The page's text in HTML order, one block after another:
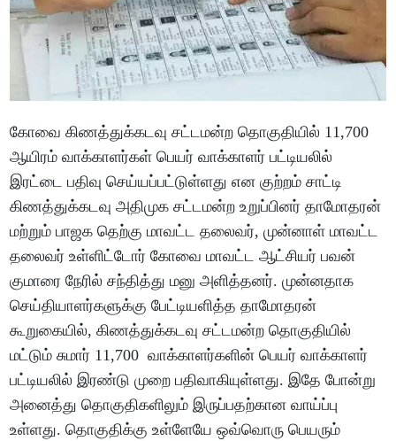
கோவை கிணத்துக்கடவு சட்டமன்ற தொகுதியில் 11,700
ஆயிரம் வாக்காளர்கள் பெயர் வாக்காளர் பட்டியலில்
இரட்டை பதிவு செய்யப்பட்டுள்ளது என குற்றம் சாட்டி
கிணத்துக்கடவு அதிமுக சட்டமன்ற உறுப்பினர் தாமோதரன்
மற்றும் பாஜக தெற்கு மாவட்ட தலைவர், முன்னாள் மாவட்ட
தலைவர் உள்ளிட்டோர் கோவை மாவட்ட ஆட்சியர் பவன்
குமாரை நேரில் சந்தித்து மனு அளித்தனர். முன்னதாக
செய்தியாளர்களுக்கு பேட்டியளித்த தாமோதரன்
கூறுகையில், கிணத்துக்கடவு சட்டமன்ற தொகுதியில்
மட்டும் சுமார் 11,700 வாக்காளர்களின் பெயர் வாக்காளர்
பட்டியலில் இரண்டு முறை பதிவாகியுள்ளது. இதே போன்று
அனைத்து தொகுதிகளிலும் இருப்பதற்கான வாய்ப்பு
உள்ளது. தொகுதிக்கு உள்ளேயே ஒவ்வொரு பெயரும்